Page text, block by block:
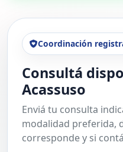
Coordinación
Consultá
Acassuso
Enviá tu consulta
modalidad preferida,
corresponde y si